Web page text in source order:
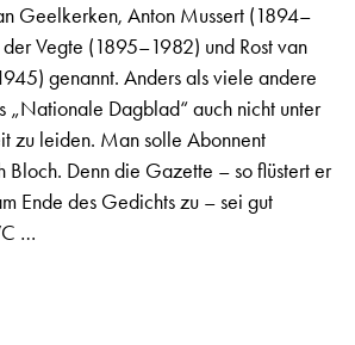
Geelkerken, Anton Mussert (1894–
Vegte (1895–1982) und Rost van
genannt. Anders als viele andere
„Nationale Dagblad“ auch nicht unter
zu leiden. Man solle Abonnent
Bloch. Denn die Gazette – so flüstert er
Ende des Gedichts zu – sei gut
…